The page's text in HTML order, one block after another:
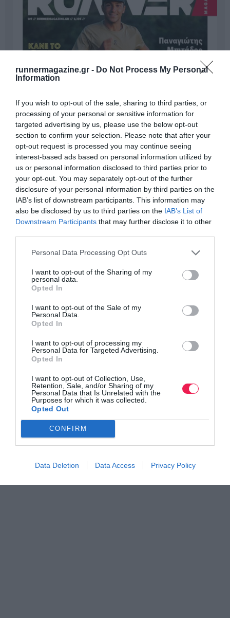
runnermagazine.gr - Do Not Process My Personal
Information
If you wish to opt-out of the sale, sharing to third parties, or
processing of your personal or sensitive information for
targeted advertising by us, please use the below opt-out
section to confirm your selection. Please note that after your
opt-out request is processed you may continue seeing
interest-based ads based on personal information utilized by
us or personal information disclosed to third parties prior to
your opt-out. You may separately opt-out of the further
disclosure of your personal information by third parties on the
IAB’s list of downstream participants. This information may
also be disclosed by us to third parties on the IAB’s List of
Downstream Participants that may further disclose it to other
Personal Data Processing Opt Outs
I want to opt-out of the Sharing of my
personal data.
Opted In
I want to opt-out of the Sale of my
Personal Data.
Opted In
I want to opt-out of processing my
Personal Data for Targeted Advertising.
Opted In
I want to opt-out of Collection, Use,
Retention, Sale, and/or Sharing of my
Personal Data that Is Unrelated with the
Purposes for which it was collected.
Opted Out
CONFIRM
Data Deletion Data Access Privacy Policy
Γίνε Συνδρομητής